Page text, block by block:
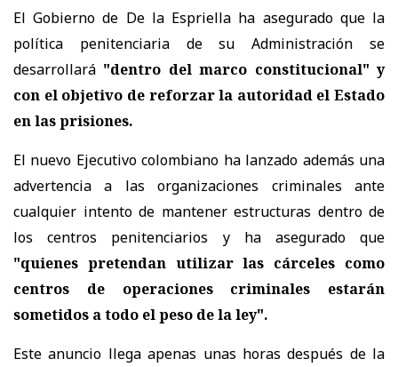
El Gobierno de De la Espriella ha asegurado que la
política penitenciaria de su Administración se
desarrollará "dentro del marco constitucional" y
con el objetivo de reforzar la autoridad el Estado
en las prisiones.
El nuevo Ejecutivo colombiano ha lanzado además una
advertencia a las organizaciones criminales ante
cualquier intento de mantener estructuras dentro de
los centros penitenciarios y ha asegurado que
"quienes pretendan utilizar las cárceles como
centros de operaciones criminales estarán
sometidos a todo el peso de la ley".
Este anuncio llega apenas unas horas después de la